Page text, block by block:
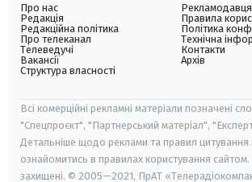
Про нас
Редакція
Редакційна політика
Про телеканал
Телеведучі
Вакансії
Структура власності
Правила
Політика
Технічна
Контакти
Архів
Всі комерційні рекламні матеріали позначені
"Спецпроєкт", "Партнерський матеріал",
Детальніше щодо реклами та правил
ознайомитись в правилах користування сайтом.
захищені. © 2005—2021, ПрАТ